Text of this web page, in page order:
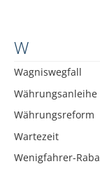
W
Wagniswegfall
Währungsanleihe
Währungsreform
Wartezeit
Wenigfahrer-